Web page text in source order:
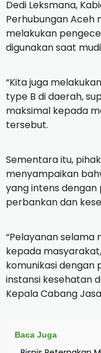
Dedi Leksmana,
Perhubungan Aceh
melakukan
digunakan saat
“Kita juga
type B di daerah,
maksimal kepada
tersebut.
Sementara itu,
menyampaikan
yang intens dengan
perbankan dan
“Pelayanan
kepada
komunikasi dengan
instansi kesehatan
Kepala Cabang
Baca Juga